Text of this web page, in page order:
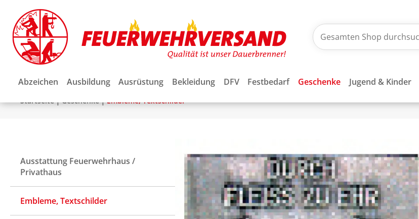
Abzeichen Ausbildung Ausrüstung Bekleidung DFV Festbedarf Geschenke Jugend & Kinder
Startseite|Geschenke|Embleme, Textschilder
Ausstattung Feuerwehrhaus /
Privathaus
Embleme, Textschilder